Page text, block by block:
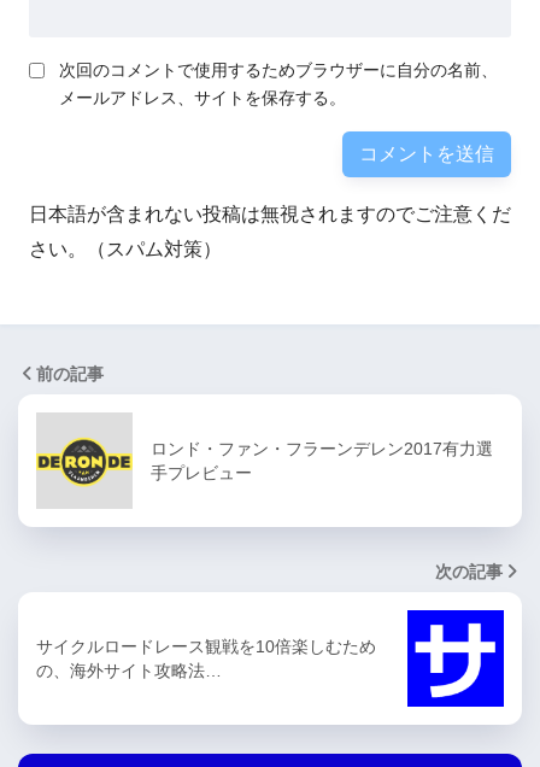
次回のコメントで使用するためブラウザーに自分の名前、
メールアドレス、サイトを保存する。
日本語が含まれない投稿は無視されますのでご注意くだ
さい。（スパム対策）
前の記事
ロンド・ファン・フラーンデレン2017有力選
手プレビュー
次の記事
サイクルロードレース観戦を10倍楽しむため
の、海外サイト攻略法…